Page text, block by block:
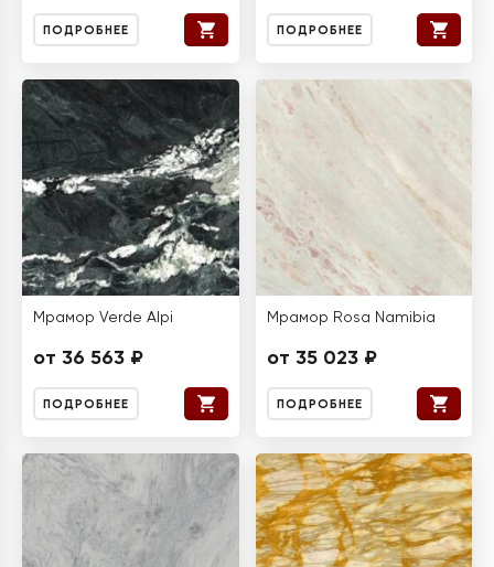
ПОДРОБНЕЕ ПОДРОБНЕЕ
Мрамор Verde Alpi
от 36 563 ₽
ПОДРОБНЕЕ
Мрамор Rosa Namibia
от 35 023 ₽
ПОДРОБНЕЕ